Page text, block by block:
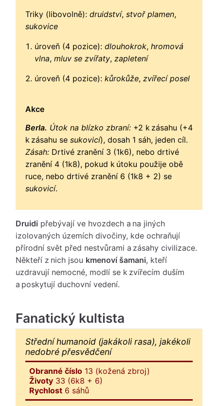
Triky (libovolně): druidství, stvoř plamen,
sukovice
úroveň (4 pozice):dlouhokrok,hromová
vlna,mluv se zvířaty,zapletení
úroveň (4 pozice):kůrokůže,zvířecí posel
Akce
Berla. Útok na blízko zbraní: +2 k zásahu (+4
k zásahu se sukovicí), dosah 1 sáh, jeden cíl.
Zásah: Drtivé zranění 3 (1k6), nebo drtivé
zranění 4 (1k8), pokud k útoku použije obě
ruce, nebo drtivé zranění 6 (1k8 + 2) se
sukovicí.
Druidi přebývají ve hvozdech a na jiných
izolovaných územích divočiny, kde ochraňují
přírodní svět před nestvůrami a zásahy civilizace.
Někteří z nich jsou kmenoví šamani, kteří
uzdravují nemocné, modlí se k zvířecím duším
a poskytují duchovní vedení.
Fanatický kultista
Střední humanoid (jakákoli rasa), jakékoli
nedobré přesvědčení
Obranné číslo 13 (kožená zbroj)
Životy 33 (6k8 + 6)
Rychlost 6 sáhů